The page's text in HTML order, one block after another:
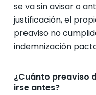
se va sin avisar o
justificación, el
preaviso no
indemnización
¿Cuánto preaviso
irse antes?